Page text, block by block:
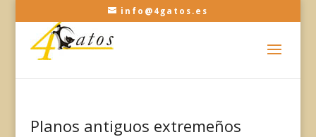
info@4gatos.es
Planos antiguos extremeños